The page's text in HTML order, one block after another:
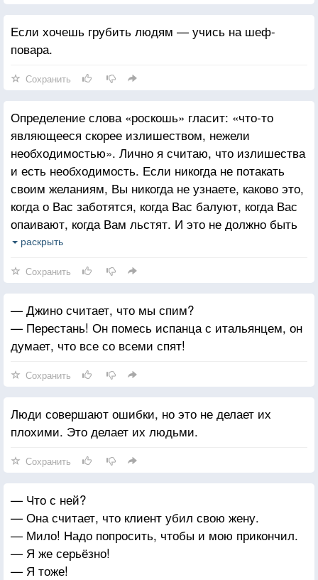
Если хочешь грубить людям — учись на шеф-
повара.
Сохранить
Определение слова «роскошь» гласит: «что-то
являющееся скорее излишеством, нежели
необходимостью». Лично я считаю, что излишества
и есть необходимость. Если никогда не потакать
своим желаниям, Вы никогда не узнаете, каково это,
когда о Вас заботятся, когда Вас балуют, когда Вас
опаивают, когда Вам льстят. И это не должно быть
привилегией только богатых. Кто бы Вы ни были,
и дать кому-то другому заняться делом. Вы в долгу
перед самими собой!
раскрыть
Сохранить
— Джино считает, что мы спим?
— Перестань! Он помесь испанца с итальянцем, он
думает, что все со всеми спят!
Сохранить
Люди совершают ошибки, но это не делает их
плохими. Это делает их людьми.
Сохранить
— Что с ней?
— Она считает, что клиент убил свою жену.
— Мило! Надо попросить, чтобы и мою прикончил.
— Я же серьёзно!
— Я тоже!